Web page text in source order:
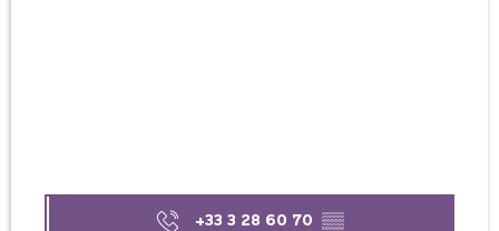
+33 3 28 60 70 ▒▒